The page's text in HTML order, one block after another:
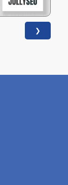
❯